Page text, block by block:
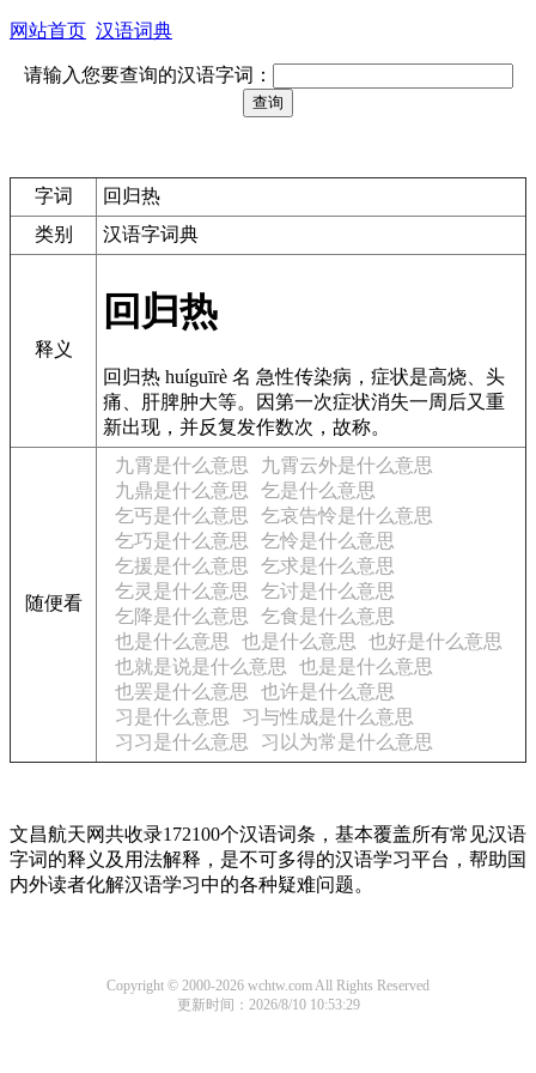
网站首页 汉语词典
请输入您要查询的汉语字词：
字词
回归热
类别
汉语字词典
释义
回归热
回归热 huíguīrè 名 急性传染病，症状是高烧、头
痛、肝脾肿大等。因第一次症状消失一周后又重
新出现，并反复发作数次，故称。
随便看
九霄是什么意思
九霄云外是什么意思
九鼎是什么意思
乞是什么意思
乞丐是什么意思
乞哀告怜是什么意思
乞巧是什么意思
乞怜是什么意思
乞援是什么意思
乞求是什么意思
乞灵是什么意思
乞讨是什么意思
乞降是什么意思
乞食是什么意思
也是什么意思
也是什么意思
也好是什么意思
也就是说是什么意思
也是是什么意思
也罢是什么意思
也许是什么意思
习是什么意思
习与性成是什么意思
习习是什么意思
习以为常是什么意思
文昌航天网共收录172100个汉语词条，基本覆盖所有常见汉语
字词的释义及用法解释，是不可多得的汉语学习平台，帮助国
内外读者化解汉语学习中的各种疑难问题。
Copyright © 2000-2026 wchtw.com All Rights Reserved
更新时间：2026/8/10 10:53:29